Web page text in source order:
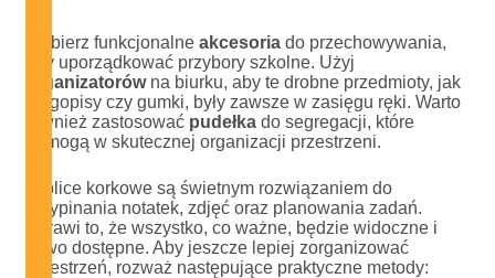
Wybierz funkcjonalne akcesoria do przechowywania,
aby uporządkować przybory szkolne. Użyj
organizatorówna biurku, aby te drobne przedmioty, jak
długopisy czy gumki, były zawsze w zasięgu ręki. Warto
również zastosować pudełka do segregacji, które
pomogą w skutecznej organizacji przestrzeni.
Tablice korkowe są świetnym rozwiązaniem do
przypinania notatek, zdjęć oraz planowania zadań.
Sprawi to, że wszystko, co ważne, będzie widoczne i
łatwo dostępne. Aby jeszcze lepiej zorganizować
przestrzeń, rozważ następujące praktyczne metody: